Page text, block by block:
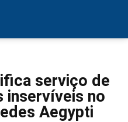
serviço de
inservíveis no
Aegypti